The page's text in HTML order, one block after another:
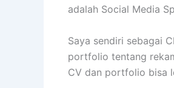
adalah Social Media
Saya sendiri sebagai
portfolio tentang
CV dan portfolio bisa